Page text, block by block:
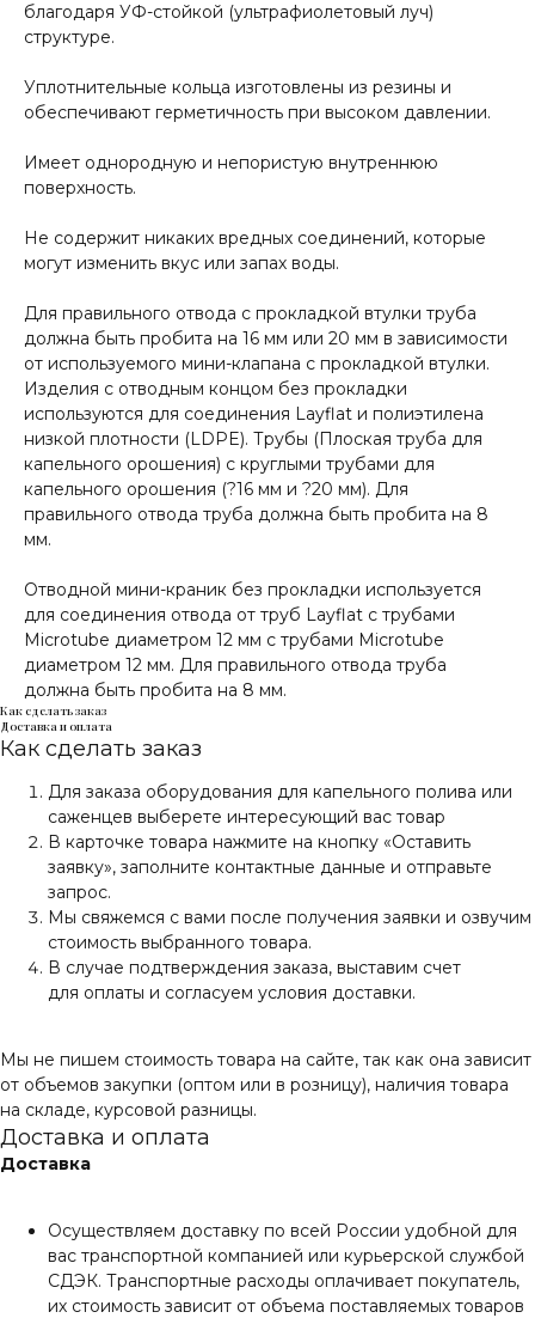
благодаря УФ-стойкой (ультрафиолетовый луч)
структуре.
Уплотнительные кольца изготовлены из резины и
обеспечивают герметичность при высоком давлении.
Имеет однородную и непористую внутреннюю
поверхность.
Не содержит никаких вредных соединений, которые
могут изменить вкус или запах воды.
Для правильного отвода с прокладкой втулки труба
должна быть пробита на 16 мм или 20 мм в зависимости
от используемого мини-клапана с прокладкой втулки.
Изделия с отводным концом без прокладки
используются для соединения Layflat и полиэтилена
низкой плотности (LDPE). Трубы (Плоская труба для
капельного орошения) с круглыми трубами для
капельного орошения (?16 мм и ?20 мм). Для
правильного отвода труба должна быть пробита на 8
мм.
Отводной мини-краник без прокладки используется
для соединения отвода от труб Layflat с трубами
Microtube диаметром 12 мм с трубами Microtube
диаметром 12 мм. Для правильного отвода труба
должна быть пробита на 8 мм.
Как сделать заказ
Доставка и оплата
Как сделать заказ
Для заказа оборудования для капельного полива или
саженцев выберете интересующий вас товар
В карточке товара нажмите на кнопку «Оставить
заявку», заполните контактные данные и отправьте
запрос.
Мы свяжемся с вами после получения заявки и озвучим
стоимость выбранного товара.
В случае подтверждения заказа, выставим счет
для оплаты и согласуем условия доставки.
Мы не пишем стоимость товара на сайте, так как она зависит
от объемов закупки (оптом или в розницу), наличия товара
на складе, курсовой разницы.
Доставка и оплата
Доставка
Осуществляем доставку по всей России удобной для
вас транспортной компанией или курьерской службой
СДЭК. Транспортные расходы оплачивает покупатель,
их стоимость зависит от объема поставляемых товаров